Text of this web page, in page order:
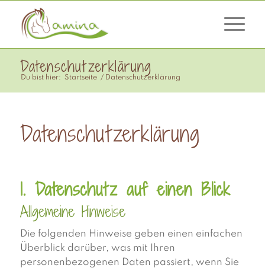
Datenschutzerklärung
Du bist hier: Startseite / Datenschutzerklärung
Datenschutzerklärung
1. Datenschutz auf einen Blick
Allgemeine Hinweise
Die folgenden Hinweise geben einen einfachen
Überblick darüber, was mit Ihren
personenbezogenen Daten passiert, wenn Sie